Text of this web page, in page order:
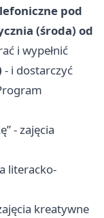
pod
(środa) od
i wypełnić
- i dostarczyć
- zajęcia
literacko-
kreatywne